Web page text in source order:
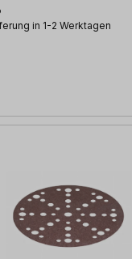
in 1-2 Werktagen